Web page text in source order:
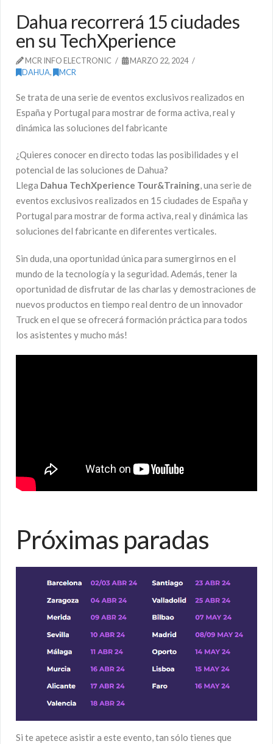
Dahua recorrerá 15 ciudades
en su TechXperience
MCR INFO ELECTRONIC
MARZO 22, 2024
DAHUA, MCR
Se trata de una serie de eventos exclusivos realizados en
España y Portugal para mostrar de forma activa, real y
dinámica las soluciones del fabricante
¿Quieres conocer en directo todas las posibilidades y el
potencial de las soluciones de Dahua?
Llega Dahua TechXperience Tour&Training, una serie de
eventos exclusivos realizados en 15 ciudades de España y
Portugal para mostrar de forma activa, real y dinámica las
soluciones del fabricante en diferentes verticales.
Sin duda, una oportunidad única para sumergirnos en el
mundo de la tecnología y la seguridad. Además, tener la
oportunidad de disfrutar de las charlas y demostraciones de
nuevos productos en tiempo real dentro de un innovador
Truck en el que se ofrecerá formación práctica para todos
los asistentes y mucho más!
Próximas paradas
Si te apetece asistir a este evento, tan sólo tienes que